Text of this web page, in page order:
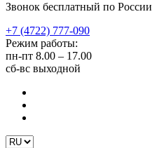
Звонок бесплатный по России
+7 (4722) 777-090
Режим работы:
пн-пт 8.00 – 17.00
сб-вс выходной